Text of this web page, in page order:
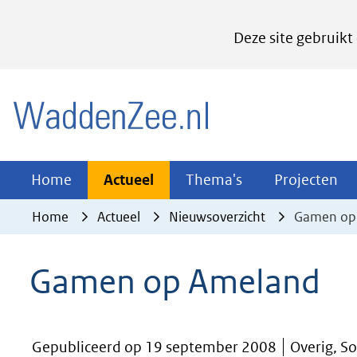
Deze site gebruikt
het
cookies
website
worden
Home Actueel Actueel
Uitklappen
Thema's Thema's
Uitklappen
Projecten
Home Actueel Nieuwsoverzicht Gamen
Gamen op Ameland
Gepubliceerd op 19 september 2008 Overig,